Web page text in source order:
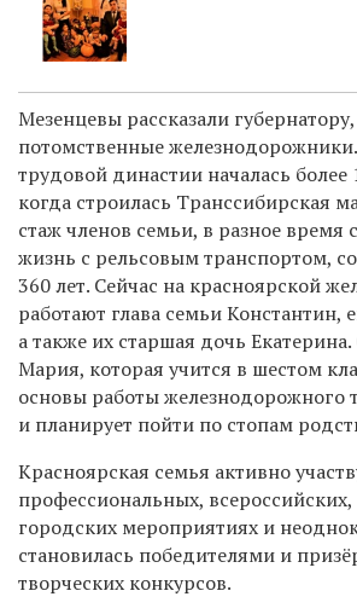
Мезенцевы рассказали
потомственные железнодорожники.
трудовой династии началась более
когда строилась Транссибирская
стаж членов семьи, в разное время
жизнь с рельсовым транспортом,
360 лет. Сейчас на красноярской
работают глава семьи Константин,
а также их старшая дочь
Мария, которая учится в шестом
основы работы железнодорожного
и планирует пойти по стопам
Красноярская семья активно
профессиональных,
городских мероприятиях и
становилась победителями и
творческих конкурсов.